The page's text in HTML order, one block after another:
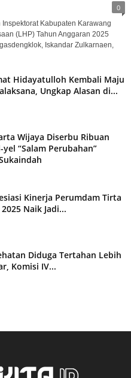
0
Kabupaten Karawang
(LHP) Tahun Anggaran 2025
Iskandar Zulkarnaen,
Hidayatulloh Kembali Maju
Ungkap Alasan di...
Wijaya Diserbu Ribuan
“Salam Perubahan”
Kinerja Perumdam Tirta
Naik Jadi...
Diduga Tertahan Lebih
Komisi IV...